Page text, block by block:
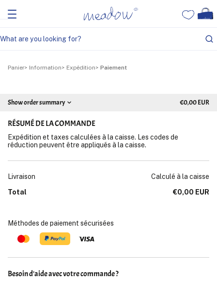
Panier Information Expédition Paiement
Show order summary €0,00 EUR
RÉSUMÉ DE LA COMMANDE
Expédition et taxes calculées à la caisse. Les codes de
réduction peuvent être appliqués à la caisse.
Livraison
Calculé à la caisse
Total
€0,00 EUR
Méthodes de paiement sécurisées
Besoin d'aide avec votre commande ?